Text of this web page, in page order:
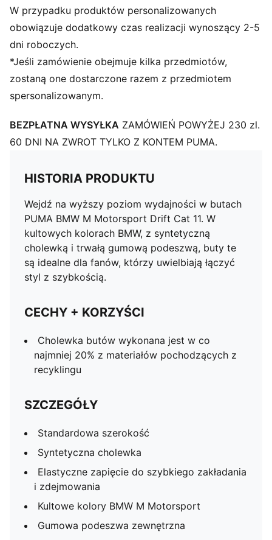
W przypadku produktów personalizowanych
obowiązuje dodatkowy czas realizacji wynoszący 2-5
dni roboczych.
*Jeśli zamówienie obejmuje kilka przedmiotów,
zostaną one dostarczone razem z przedmiotem
spersonalizowanym.
BEZPŁATNA WYSYŁKA ZAMÓWIEŃ POWYŻEJ 230 zl.
60 DNI NA ZWROT TYLKO Z KONTEM PUMA.
HISTORIA PRODUKTU
Wejdź na wyższy poziom wydajności w butach
PUMA BMW M Motorsport Drift Cat 11. W
kultowych kolorach BMW, z syntetyczną
cholewką i trwałą gumową podeszwą, buty te
są idealne dla fanów, którzy uwielbiają łączyć
styl z szybkością.
CECHY + KORZYŚCI
Cholewka butów wykonana jest w co
najmniej 20% z materiałów pochodzących z
recyklingu
SZCZEGÓŁY
Standardowa szerokość
Syntetyczna cholewka
Elastyczne zapięcie do szybkiego zakładania
i zdejmowania
Kultowe kolory BMW M Motorsport
Gumowa podeszwa zewnętrzna